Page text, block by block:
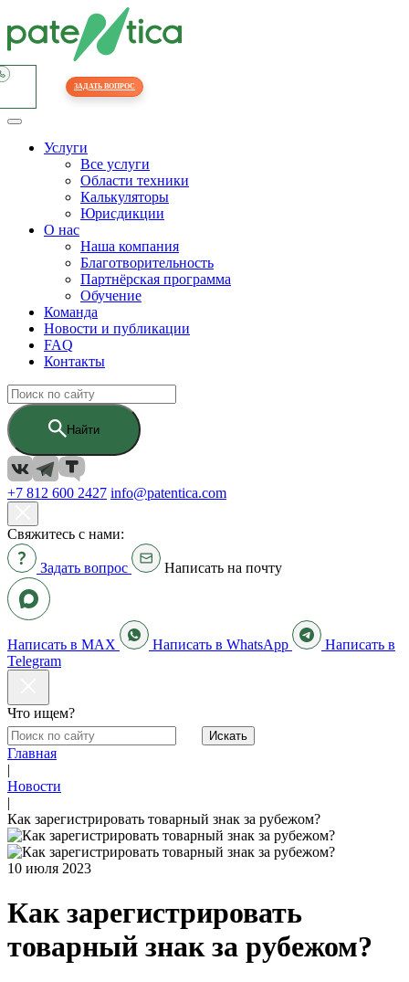
ЗАДАТЬ ВОПРОС
Услуги
Все услуги
Области техники
Калькуляторы
Юрисдикции
О нас
Наша компания
Благотворительность
Партнёрская программа
Обучение
Команда
Новости и публикации
FAQ
Контакты
Найти
+7 812 600 2427 info@patentica.com
Свяжитесь с нами:
Задать вопрос Написать на почту
Написать в MAX Написать в WhatsApp
Написать в
Telegram
Что ищем?
Искать
Главная
|
Новости
|
Как зарегистрировать товарный знак за рубежом?
10 июля 2023
Как зарегистрировать
товарный знак за рубежом?